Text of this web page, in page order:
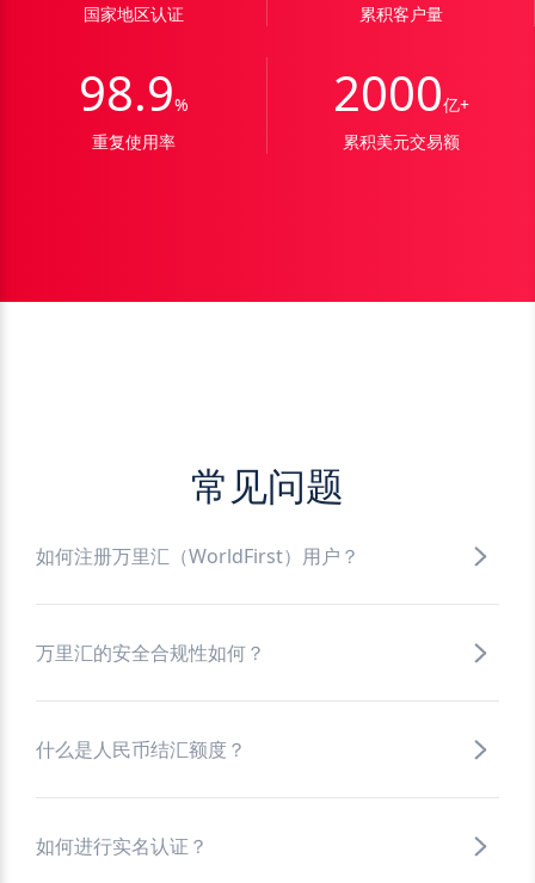
国家地区认证
累积客户量
98.9%
重复使用率
2000亿+
累积美元交易额
常见问题
如何注册万里汇（WorldFirst）用户？
万里汇的安全合规性如何？
什么是人民币结汇额度？
如何进行实名认证？